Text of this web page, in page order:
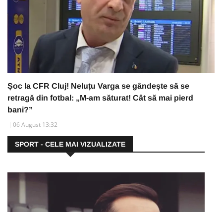
Șoc la CFR Cluj! Neluțu Varga se gândește să se
retragă din fotbal: „M-am săturat! Cât să mai pierd
bani?”
06 August 13:32
SPORT - CELE MAI VIZUALIZATE